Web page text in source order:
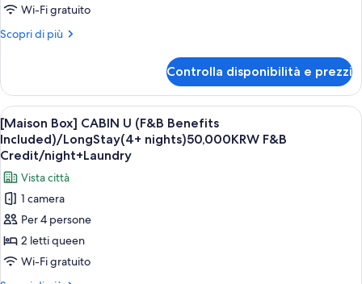
night
+
50,000
KRW
Laundry
B
/
Long
(4
nights
or
more)
Benefit:F&B
Credit
50,000
KRW
per
night
+
Wi-Fi gratuito
Scopri di più
Altri
CABIN
B
/
Long
Stay
(4
nights
or
more)
Benefit:F&B
Credit
KRW
per
Controlla disponibilità e prezzi
Apri
tutte
le
foto
per
[Maison
Box]
CABIN
U
Un tavolo rotondo con due piatti di
8
[Maison Box] CABIN U (F&B Benefits
Included)/LongStay(4+ nights)50,000KRW F&B
Credit/night+Laundry
Vista città
1 camera
Per 4 persone
2 letti queen
Wi-Fi gratuito